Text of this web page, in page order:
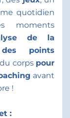
quotidien
moments
de la
des points
corps pour
avant
!
: